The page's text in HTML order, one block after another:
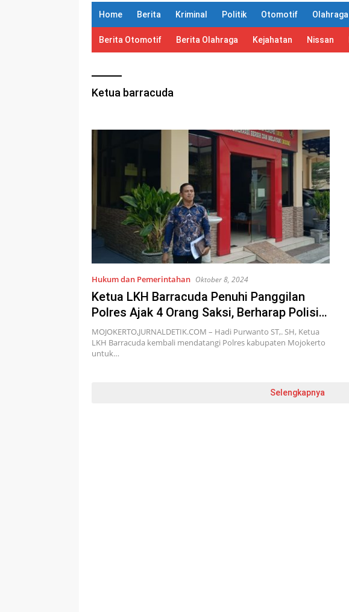
Home Berita Kriminal Politik Otomotif Olahraga
Berita Otomotif Berita Olahraga Kejahatan Nissan
Ketua barracuda
Hukum dan Pemerintahan Oktober 8, 2024
Ketua LKH Barracuda Penuhi Panggilan
Polres Ajak 4 Orang Saksi, Berharap Polisi
Segera Tetapkan Tersangka
MOJOKERTO,JURNALDETIK.COM – Hadi Purwanto ST,. SH, Ketua
LKH Barracuda kembali mendatangi Polres kabupaten Mojokerto
untuk…
Selengkapnya